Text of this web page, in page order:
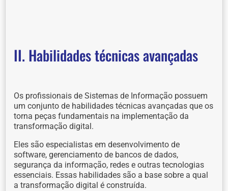
II. Habilidades técnicas avançadas
Os profissionais de Sistemas de Informação possuem
um conjunto de habilidades técnicas avançadas que os
torna peças fundamentais na implementação da
transformação digital.
Eles são especialistas em desenvolvimento de
software, gerenciamento de bancos de dados,
segurança da informação, redes e outras tecnologias
essenciais. Essas habilidades são a base sobre a qual
a transformação digital é construída.